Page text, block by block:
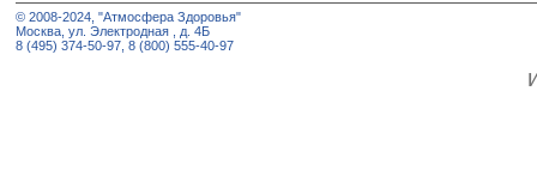
© 2008-2024, "Атмосфера Здоровья"
Москва, ул. Электродная , д. 4Б
8 (495) 374-50-97, 8 (800) 555-40-97